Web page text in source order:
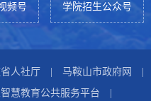
频号 学院招生公众号
人社厅 马鞍山市政府网
智慧教育公共服务平台